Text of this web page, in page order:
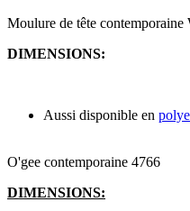
Moulure de tête contemporaine
DIMENSIONS:
Aussi disponible en
O'gee contemporaine 4766
DIMENSIONS: